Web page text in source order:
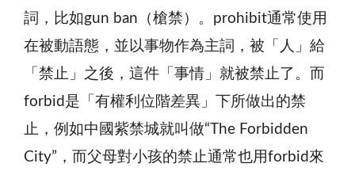
詞，比如gun ban（槍禁）。prohibit通常使用
在被動語態，並以事物作為主詞，被「人」給
「禁止」之後，這件「事情」就被禁止了。而
forbid是「有權利位階差異」下所做出的禁
止，例如中國紫禁城就叫做“The Forbidden
City”，而父母對小孩的禁止通常也用forbid來